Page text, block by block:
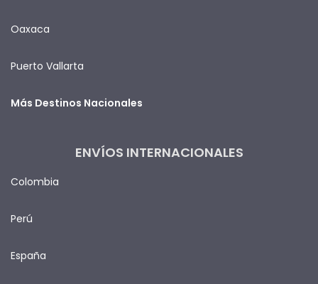
Oaxaca
Puerto Vallarta
Más Destinos Nacionales
ENVÍOS INTERNACIONALES
Colombia
Perú
España